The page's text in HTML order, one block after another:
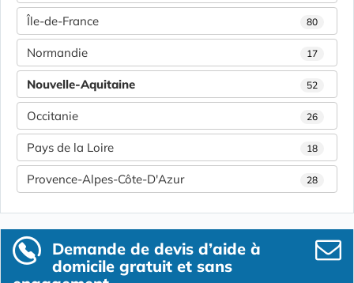
Île-de-France 80
Normandie 17
Nouvelle-Aquitaine 52
Occitanie 26
Pays de la Loire 18
Provence-Alpes-Côte-D'Azur 28
Demande de devis d’aide à
domicile gratuit et sans